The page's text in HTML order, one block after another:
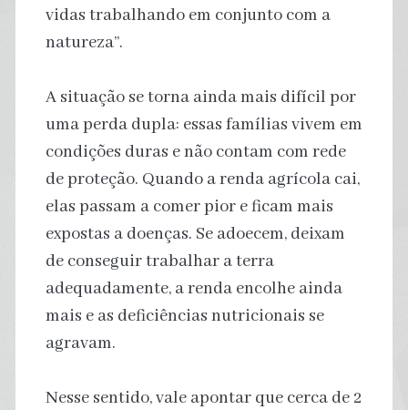
vidas trabalhando em conjunto com a
natureza”.
A situação se torna ainda mais difícil por
uma perda dupla: essas famílias vivem em
condições duras e não contam com rede
de proteção. Quando a renda agrícola cai,
elas passam a comer pior e ficam mais
expostas a doenças. Se adoecem, deixam
de conseguir trabalhar a terra
adequadamente, a renda encolhe ainda
mais e as deficiências nutricionais se
agravam.
Nesse sentido, vale apontar que cerca de 2